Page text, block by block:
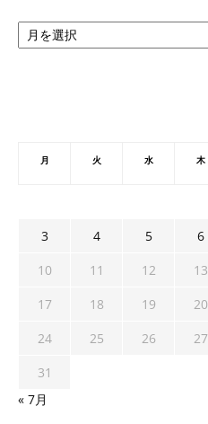
ア
ー
月 火 水 木
3
4 5 6
10
11 12 13
17
18 19 20
24
25 26 27
31
« 7月